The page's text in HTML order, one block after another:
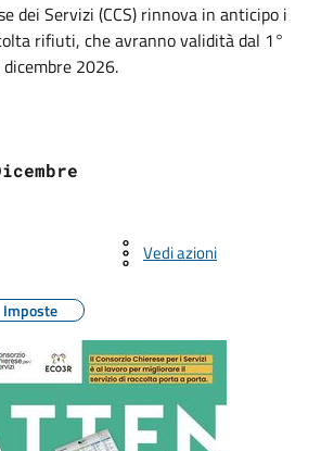
dei Servizi (CCS) rinnova in anticipo i
rifiuti, che avranno validità dal 1°
2026.
Vedi azioni
Imposte